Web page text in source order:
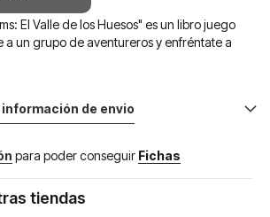
El Valle de los Huesos" es un libro juego
a un grupo de aventureros y enfréntate a
de envio
para poder conseguir Fichas
tiendas